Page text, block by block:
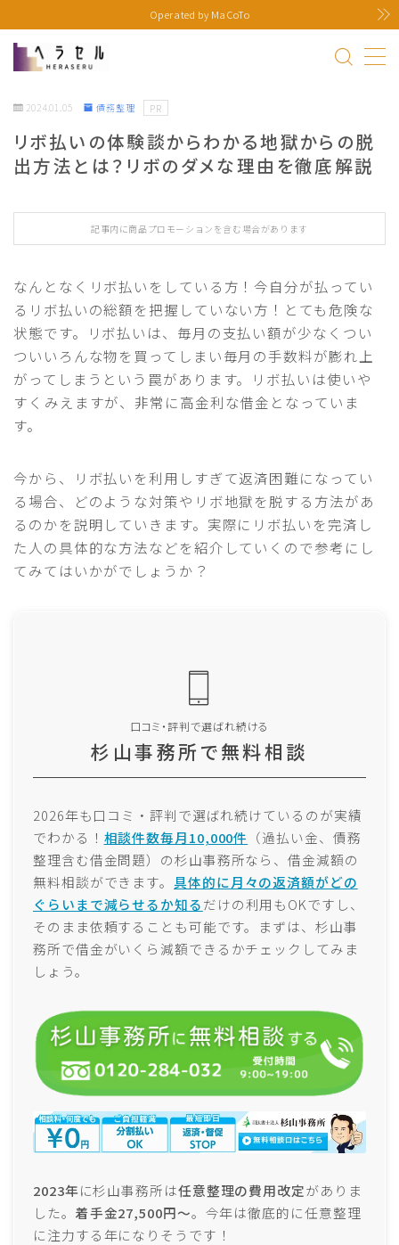
Operated by MaCoTo
MENU
ヘラセル運営者情報
プライバシーポリシー
お問い合わせ
2024.01.05 債務整理 PR
リボ払いの体験談からわかる地獄からの脱
出方法とは？リボのダメな理由を徹底解説
記事内に商品プロモーションを含む場合があります
なんとなくリボ払いをしている方！今自分が払ってい
るリボ払いの総額を把握していない方！とても危険な
状態です。リボ払いは、毎月の支払い額が少なくつい
ついいろんな物を買ってしまい毎月の手数料が膨れ上
がってしまうという罠があります。リボ払いは使いや
すくみえますが、非常に高金利な借金となっていま
す。
今から、リボ払いを利用しすぎて返済困難になってい
る場合、どのような対策やリボ地獄を脱する方法があ
るのかを説明していきます。実際にリボ払いを完済し
た人の具体的な方法などを紹介していくので参考にし
てみてはいかがでしょうか？
口コミ・評判で選ばれ続ける
杉山事務所で無料相談
2026年も口コミ・評判で選ばれ続けているのが実績
でわかる！ 相談件数毎月10,000件 （過払い金、債務
整理含む借金問題）の杉山事務所なら、借金減額の
無料相談ができます。 具体的に月々の返済額がどの
ぐらいまで減らせるか知るだけの利用もOKですし、
そのまま依頼することも可能です。まずは、杉山事
務所で借金がいくら減額できるかチェックしてみま
しょう。
2023年に杉山事務所は任意整理の費用改定がありま
した。 着手金27,500円～。今年は徹底的に任意整理
に注力する年になりそうです！